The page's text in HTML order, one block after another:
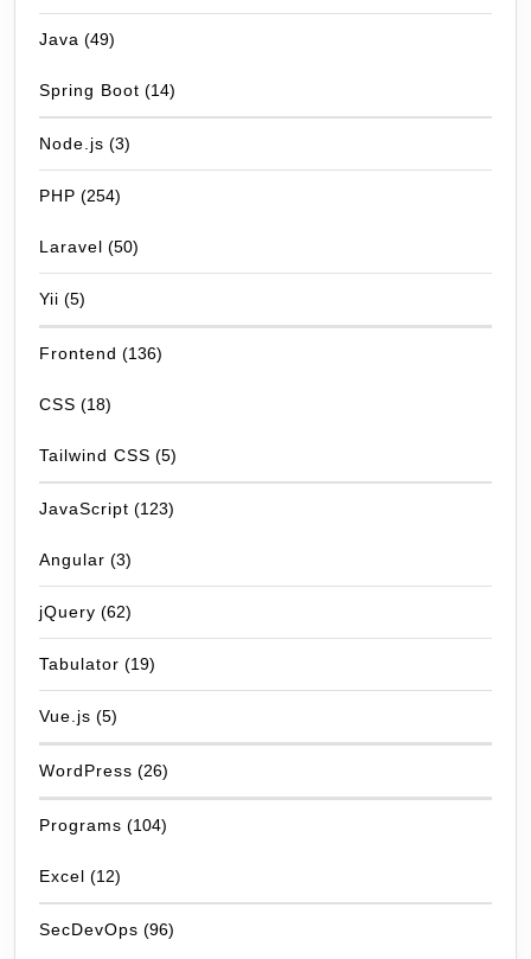
Java (49)
Spring Boot (14)
Node.js (3)
PHP (254)
Laravel (50)
Yii (5)
Frontend (136)
CSS (18)
Tailwind CSS (5)
JavaScript (123)
Angular (3)
jQuery (62)
Tabulator (19)
Vue.js (5)
WordPress (26)
Programs (104)
Excel (12)
SecDevOps (96)